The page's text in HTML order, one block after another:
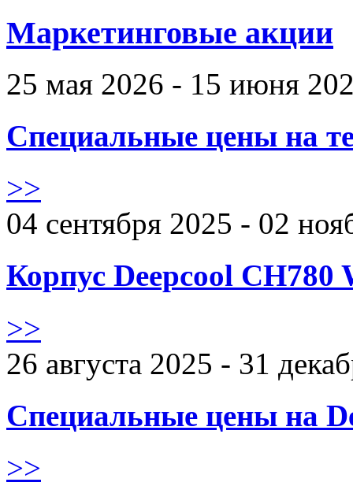
Маркетинговые акции
25 мая 2026 - 15 июня
Специальные цены на
>>
04 сентября 2025 - 02
Корпус Deepcool CH780
>>
26 августа 2025 - 31
Специальные цены на
>>